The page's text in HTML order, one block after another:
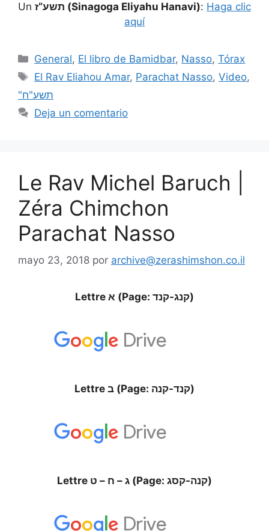
Un תשע”ז (Sinagoga Eliyahu Hanavi): Haga clic
aquí
General, El libro de Bamidbar, Nasso,Tórax
El Rav Eliahou Amar, Parachat Nasso,Video,
"תשע"ח
Deja un comentario
Le Rav Michel Baruch |
Zéra Chimchon
Parachat Nasso
mayo 23, 2018 por archive@zerashimshon.co.il
Lettre א (Page: קנג-קנד)
Lettre ב (Page: קנד-קנה)
Lettre ג – ח – ט (Page: קנה-קסג)